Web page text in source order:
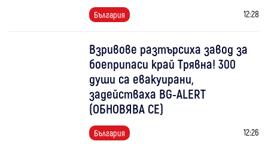
България 12:28
Взривове разтърсиха завод за
боеприпаси край Трявна! 300
души са евакуирани,
задействаха BG-ALERT
(ОБНОВЯВА СЕ)
България 12:26